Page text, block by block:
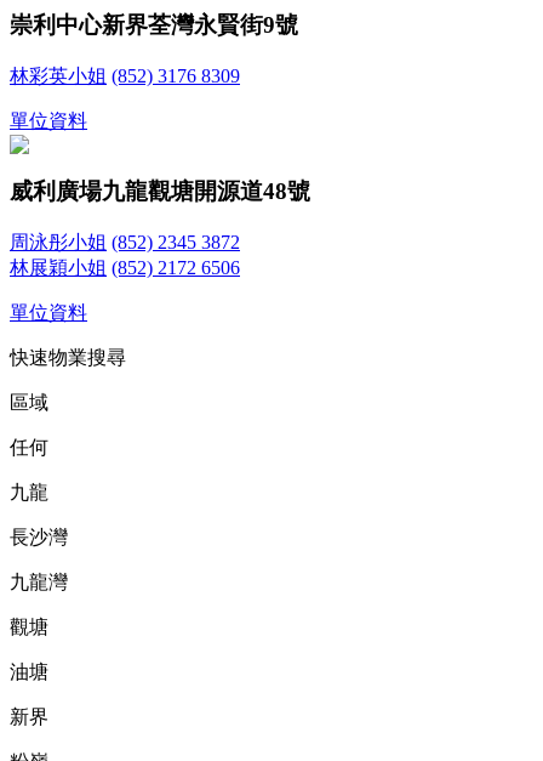
崇利中心新界荃灣永賢街9號
林彩英小姐 (852) 3176 8309
單位資料
威利廣場九龍觀塘開源道48號
周泳彤小姐 (852) 2345 3872
林展穎小姐 (852) 2172 6506
單位資料
快速物業搜尋
區域
任何
九龍
長沙灣
九龍灣
觀塘
油塘
新界